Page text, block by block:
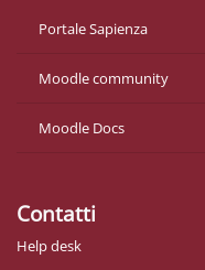
Portale Sapienza
Moodle community
Moodle Docs
Contatti
Help desk